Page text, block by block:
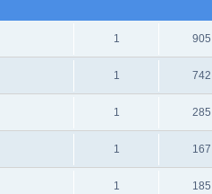
1 905
1 742
1 285
1 167
1 185